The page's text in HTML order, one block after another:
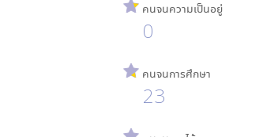
คนจนความเป็นอยู่
0
คนจนการศึกษา
23